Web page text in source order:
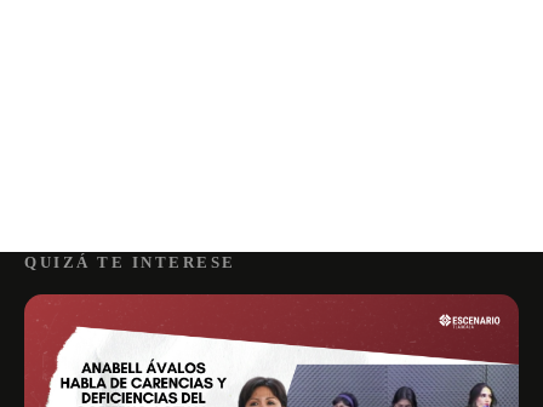
QUIZÁ TE INTERESE